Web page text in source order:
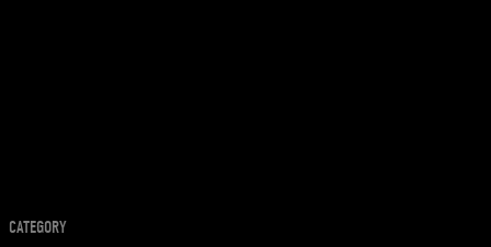
CATEGORY